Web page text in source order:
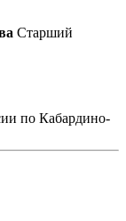
Старший
по Кабардино-